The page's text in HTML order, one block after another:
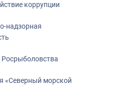
коррупции
надзорная
Росрыболовства
«Северный морской